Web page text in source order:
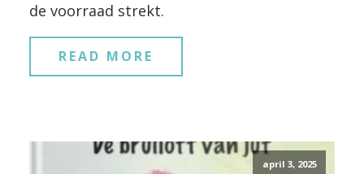
de voorraad strekt.
READ MORE
april 3, 2025